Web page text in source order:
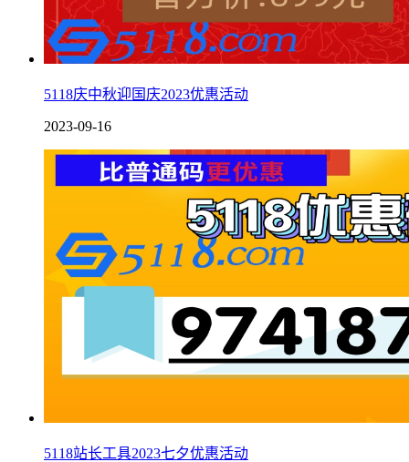
5118庆中秋迎国庆2023优惠活动
2023-09-16
5118站长工具2023七夕优惠活动